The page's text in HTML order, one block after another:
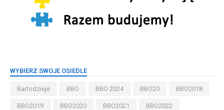
WYBIERZ SWOJE OSIEDLE
Bartodzieje BBO BBO 2024 BBO20 BBO2018
BBO2019 BBO2020 BBO2021 BBO2022